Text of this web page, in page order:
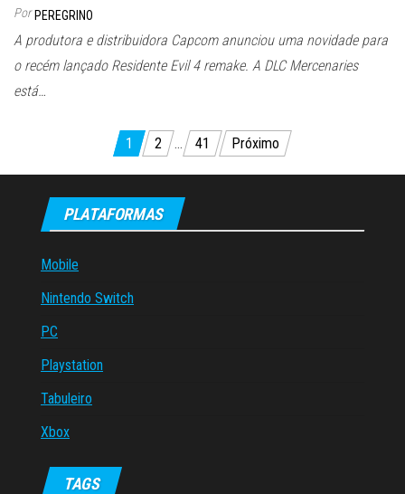
Por PEREGRINO
A produtora e distribuidora Capcom anunciou uma novidade para
o recém lançado Residente Evil 4 remake. A DLC Mercenaries
está…
Paginação
de
posts
1 2 … 41 Próximo
PLATAFORMAS
Mobile
Nintendo Switch
PC
Playstation
Tabuleiro
Xbox
TAGS